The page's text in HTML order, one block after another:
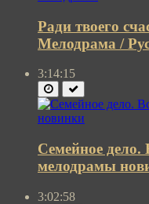
Ради твоего
Мелодрама /
3:14:15
Семейное дело.
мелодрамы
3:02:58